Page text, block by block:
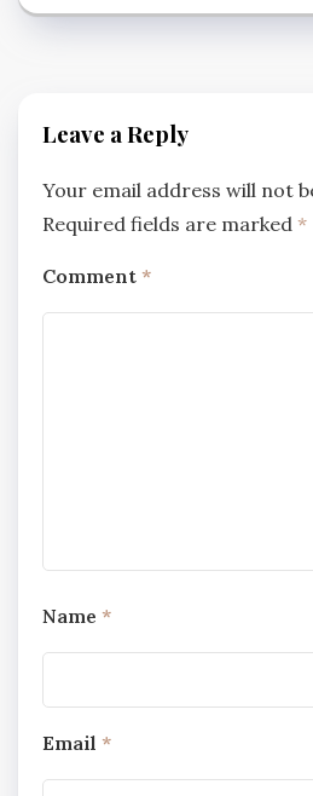
Leave a Reply
Your email address will not
Required fields are marked *
Comment *
Name *
Email *